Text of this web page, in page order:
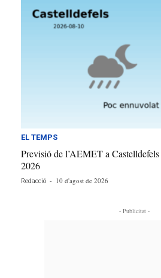
EL TEMPS
Previsió de l’AEMET a
2026
Redacció - 10 d'agost de 2026
- Publicitat -